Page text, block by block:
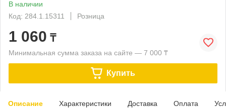
В наличии
Код: 284.1.15311
Розница
1 060 ₸
Минимальная сумма заказа на сайте — 7 000 ₸
Купить
Описание Характеристики Доставка Оплата